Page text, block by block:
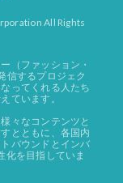
All Rights
（ファッション・
信するプロジェク
ってくれる人たち
ています。
々なコンテンツと
とともに、各国内
バウンドとインバ
化を目指していま